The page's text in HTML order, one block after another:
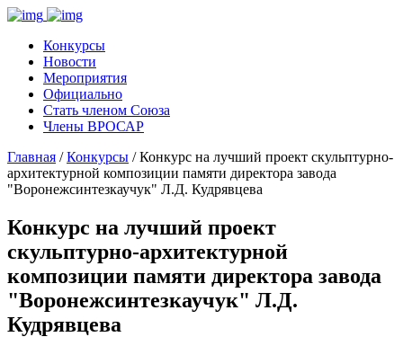
Конкурсы
Новости
Мероприятия
Официально
Стать членом Союза
Члены ВРОСАР
Главная /Конкурсы / Конкурс на лучший проект скульптурно-
архитектурной композиции памяти директора завода
"Воронежсинтезкаучук" Л.Д. Кудрявцева
Конкурс на лучший проект
скульптурно-архитектурной
композиции памяти директора завода
"Воронежсинтезкаучук" Л.Д.
Кудрявцева